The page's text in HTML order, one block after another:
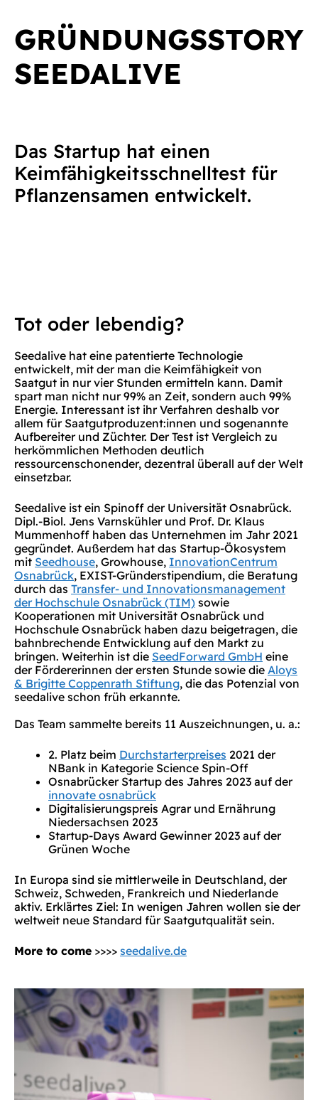
GRÜNDUNGSSTORY
SEEDALIVE
Das Startup hat einen
Keimfähigkeitsschnelltest für
Pflanzensamen entwickelt.
Tot oder lebendig?
Seedalive hat eine patentierte Technologie
entwickelt, mit der man die Keimfähigkeit von
Saatgut in nur vier Stunden ermitteln kann. Damit
spart man nicht nur 99% an Zeit, sondern auch 99%
Energie. Interessant ist ihr Verfahren deshalb vor
allem für Saatgutproduzent:innen und sogenannte
Aufbereiter und Züchter. Der Test ist Vergleich zu
herkömmlichen Methoden deutlich
ressourcenschonender, dezentral überall auf der Welt
einsetzbar.
Seedalive ist ein Spinoff der Universität Osnabrück.
Dipl.-Biol. Jens Varnskühler und Prof. Dr. Klaus
Mummenhoff haben das Unternehmen im Jahr 2021
gegründet. Außerdem hat das Startup-Ökosystem
mit Seedhouse, Growhouse, InnovationCentrum
Osnabrück, EXIST-Gründerstipendium, die Beratung
durch das Transfer- und Innovationsmanagement
der Hochschule Osnabrück (TIM) sowie
Kooperationen mit Universität Osnabrück und
Hochschule Osnabrück haben dazu beigetragen, die
bahnbrechende Entwicklung auf den Markt zu
bringen. Weiterhin ist die SeedForward GmbH eine
der Fördererinnen der ersten Stunde sowie die Aloys
& Brigitte Coppenrath Stiftung, die das Potenzial von
seedalive schon früh erkannte.
Das Team sammelte bereits 11 Auszeichnungen, u. a.:
2. Platz beim Durchstarterpreises 2021 der
NBank in Kategorie Science Spin-Off
Osnabrücker Startup des Jahres 2023 auf der
innovate osnabrück
Digitalisierungspreis Agrar und Ernährung
Niedersachsen 2023
Startup-Days Award Gewinner 2023 auf der
Grünen Woche
In Europa sind sie mittlerweile in Deutschland, der
Schweiz, Schweden, Frankreich und Niederlande
aktiv. Erklärtes Ziel: In wenigen Jahren wollen sie der
weltweit neue Standard für Saatgutqualität sein.
More to come >>>> seedalive.de